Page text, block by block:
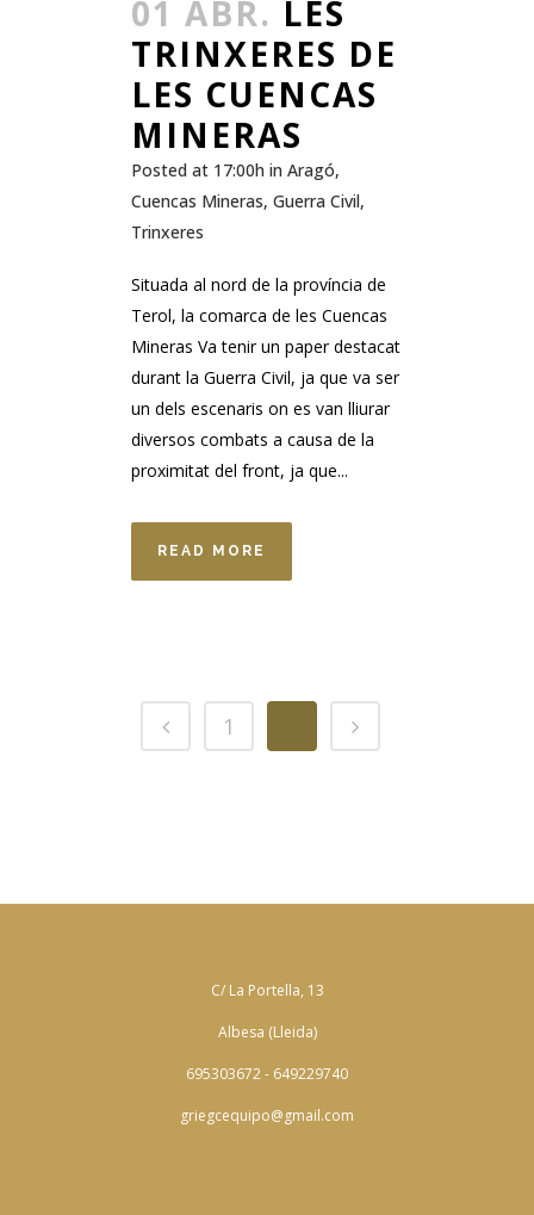
01 ABR. LES
TRINXERES DE
LES CUENCAS
MINERAS
Posted at 17:00h in Aragó,
Cuencas Mineras, Guerra Civil,
Trinxeres
Situada al nord de la província de
Terol, la comarca de les Cuencas
Mineras Va tenir un paper destacat
durant la Guerra Civil, ja que va ser
un dels escenaris on es van lliurar
diversos combats a causa de la
proximitat del front, ja que...
READ MORE
1
C/ La Portella, 13
Albesa (Lleida)
695303672 - 649229740
griegcequipo@gmail.com